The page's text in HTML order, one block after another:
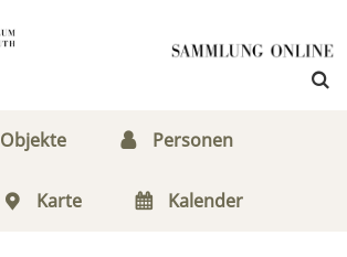
Objekte Personen
Karte Kalender